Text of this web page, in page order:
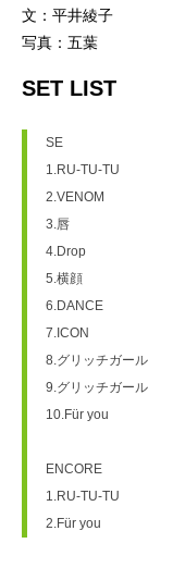
文：平井綾子
写真：五葉
SET LIST
SE
1.RU-TU-TU
2.VENOM
3.唇
4.Drop
5.横顔
6.DANCE
7.ICON
8.グリッチガール
9.グリッチガール
10.Für you
ENCORE
1.RU-TU-TU
2.Für you